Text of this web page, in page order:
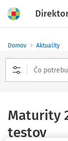
Domov Aktuality
Maturity
testov